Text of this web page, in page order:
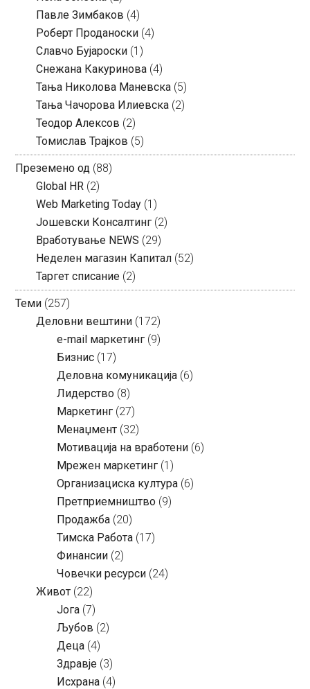
Павле Зимбаков (4)
Роберт Проданоски (4)
Славчо Бујароски (1)
Снежана Какуринова (4)
Тања Николова Маневска (5)
Тања Чачорова Илиевска (2)
Теодор Алексов (2)
Томислав Трајков (5)
Преземено од (88)
Global HR (2)
Web Marketing Today (1)
Јошевски Консалтинг (2)
Вработување NEWS (29)
Неделен магазин Капитал (52)
Таргет списание (2)
Теми (257)
Деловни вештини (172)
e-mail маркетинг (9)
Бизнис (17)
Деловна комуникација (6)
Лидерство (8)
Маркетинг (27)
Менаџмент (32)
Мотивација на вработени (6)
Мрежен маркетинг (1)
Организациска култура (6)
Претприемништво (9)
Продажба (20)
Тимска Работа (17)
Финансии (2)
Човечки ресурси (24)
Живот (22)
Јога (7)
Љубов (2)
Деца (4)
Здравје (3)
Исхрана (4)